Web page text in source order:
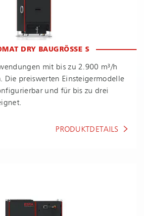
DRY BAUGRÖSSE S
mit bis zu 2.900 m³/h
Die preiswerten Ein­stei­ger­mo­del­le
und für bis zu drei
PRODUKTDETAILS